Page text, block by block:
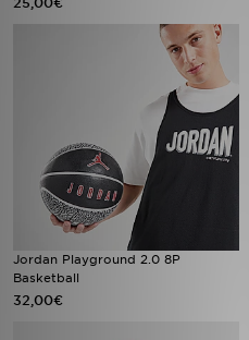
Jordan Playground 2.0 8P
Basketball
32,00€